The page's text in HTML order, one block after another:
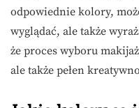
odpowiednie kolory,
wyglądać, ale także
że proces wyboru
ale także pełen